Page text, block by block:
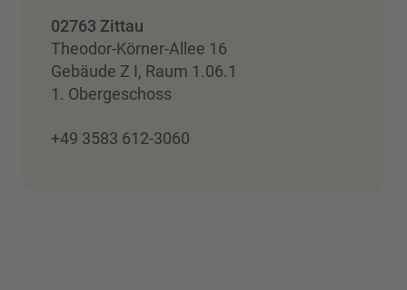
02763 Zittau
Theodor-Körner-Allee 16
Gebäude Z I, Raum 1.06.1
1. Obergeschoss
+49 3583 612-3060